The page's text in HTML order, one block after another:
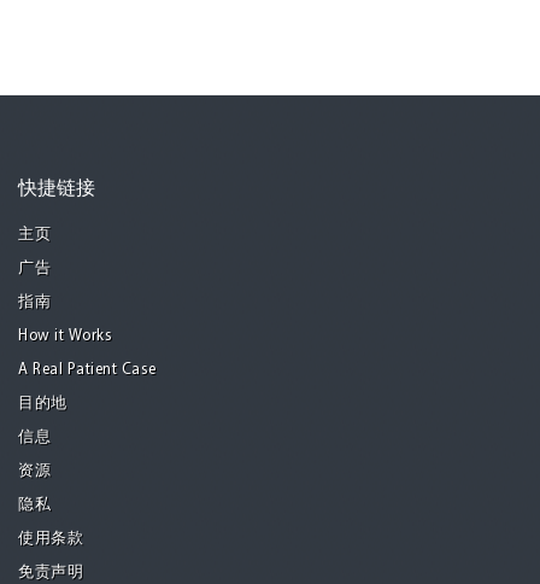
快捷链接
主页
广告
指南
How it Works
A Real Patient Case
目的地
信息
资源
隐私
使用条款
免责声明